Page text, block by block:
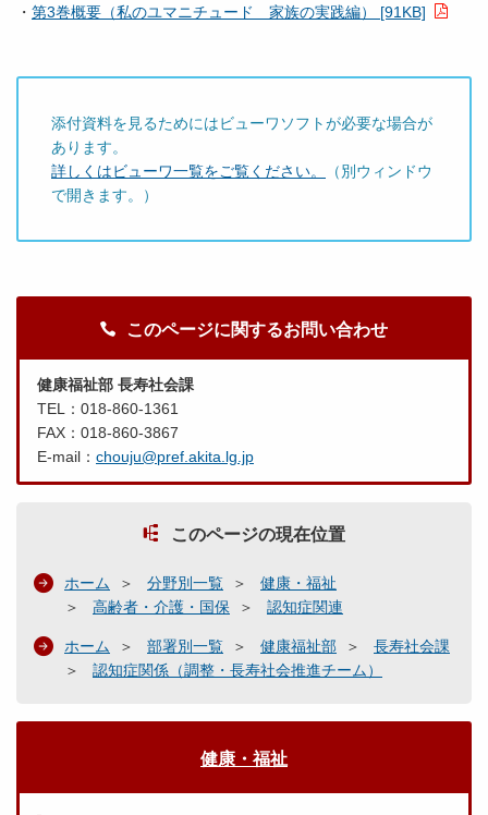
・ 第3巻概要（私のユマニチュード 家族の実践編） [91KB]
添付資料を見るためにはビューワソフトが必要な場合が
あります。
詳しくはビューワ一覧をご覧ください。
（別ウィンドウ
で開きます。）
このページに関するお問い合わせ
健康福祉部 長寿社会課
TEL：018-860-1361
FAX：018-860-3867
E-mail： chouju@pref.akita.lg.jp
このページの現在位置
ホーム 分野別一覧
健康・福祉
高齢者・介護・国保
認知症関連
ホーム 部署別一覧 健康福祉部
長寿社会課
認知症関係（調整・長寿社会推進チーム）
健康・福祉